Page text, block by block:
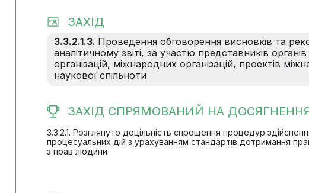
ЗАХІД
3.3.2.1.3. Проведення обговорення висновків та
аналітичному звіті, за участю представників
організацій, міжнародних організацій, проектів
наукової спільноти
ЗАХІД СПРЯМОВАНИЙ НА
3.3.2.1. Розглянуто доцільність спрощення процедур
процесуальних дій з урахуванням стандартів дотримання
з прав людини